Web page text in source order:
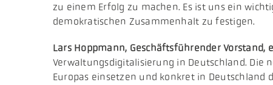
zu einem Erfolg zu machen. Es ist uns ein
demokratischen Zusammenhalt zu festigen.
Lars Hoppmann, Geschäftsführender Vorstand,
Verwaltungsdigitalisierung in Deutschland. Die
Europas einsetzen und konkret in Deutschland